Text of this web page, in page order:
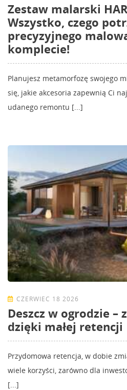
Zestaw malarski
Wszystko, czego
precyzyjnego
komplecie!
Planujesz metamorfozę swojego
się, jakie akcesoria zapewnią Ci
udanego remontu [...]
CZERWIEC 18 2026
Deszcz w ogrodzie –
dzięki małej retencji
Przydomowa retencja, w dobie
wiele korzyści, zarówno dla
[...]